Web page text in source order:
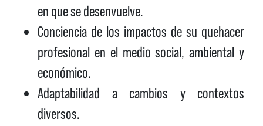
en que se desenvuelve.
Conciencia de los impactos de su quehacer
profesional en el medio social, ambiental y
económico.
Adaptabilidad a cambios y contextos
diversos.